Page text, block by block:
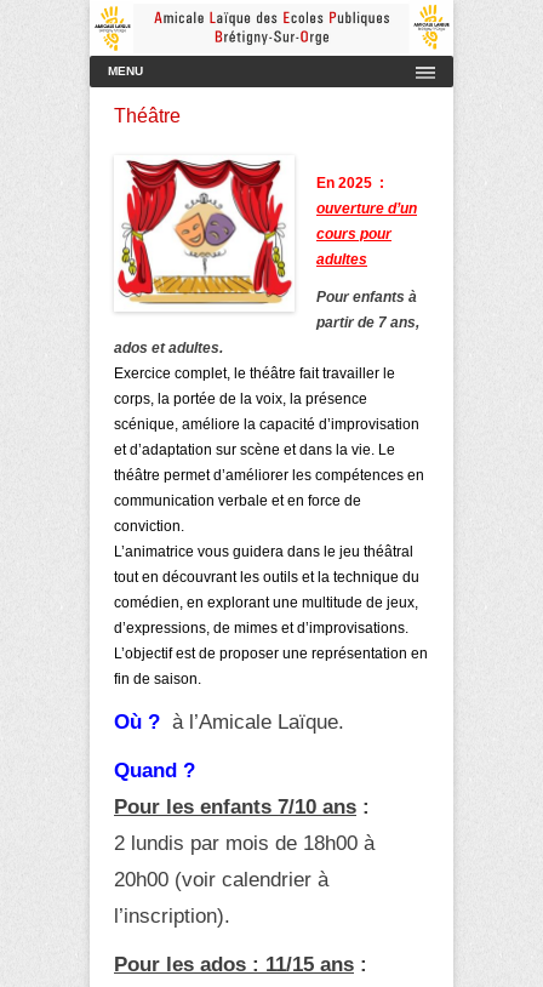
AmicaleLaiqueBretigny
Amicale Laïque des Ecoles Publiques de Brétigny-sur-Orge
Menu principal
Aller au contenu
MENU
Théâtre
En 2025 :
ouverture d’un
cours pour
adultes
Pour enfants à
partir de 7 ans,
ados et adultes.
Exercice complet, le théâtre fait travailler le
corps, la portée de la voix, la présence
scénique, améliore la capacité d’improvisation
et d’adaptation sur scène et dans la vie. Le
théâtre permet d’améliorer les compétences en
communication verbale et en force de
conviction.
L’animatrice vous guidera dans le jeu théâtral
tout en découvrant les outils et la technique du
comédien, en explorant une multitude de jeux,
d’expressions, de mimes et d’improvisations.
L’objectif est de proposer une représentation en
fin de saison.
Où ? à l’Amicale Laïque.
Quand ?
Pour les enfants 7/10 ans :
2 lundis par mois de 18h00 à
20h00 (voir calendrier à
l’inscription).
Pour les ados : 11/15 ans :